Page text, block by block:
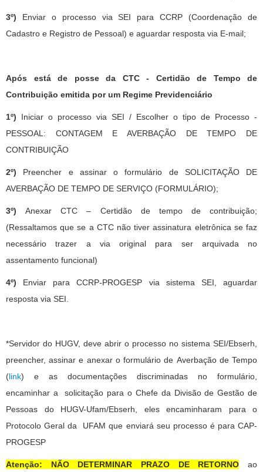
3º) Enviar o processo via SEI para CCRP (Coordenação de
Cadastro e Registro de Pessoal) e aguardar resposta via E-mail;
Após está de posse da CTC - Certidão de Tempo de
Contribuição emitida por um Regime Previdenciário
1º) Iniciar o processo via SEI / Escolher o tipo de Processo -
PESSOAL: CONTAGEM E AVERBAÇÃO DE TEMPO DE
CONTRIBUIÇÃO
2º) Preencher e assinar o formulário de SOLICITAÇÃO DE
AVERBAÇÃO DE TEMPO DE SERVIÇO (FORMULÁRIO);
3º) Anexar CTC – Certidão de tempo de contribuição;
(Ressaltamos que se a CTC não tiver assinatura eletrônica se faz
necessário trazer a via original para ser arquivada no
assentamento funcional)
4º) Enviar para CCRP-PROGESP via sistema SEI, aguardar
resposta via SEI.
*Servidor do HUGV, deve abrir o processo no sistema SEI/Ebserh,
preencher, assinar e anexar o formulário de Averbação de Tempo
(link) e as documentações discriminadas no formulário,
encaminhar a solicitação para o Chefe da Divisão de Gestão de
Pessoas do HUGV-Ufam/Ebserh, eles encaminharam para o
Protocolo Geral da UFAM que enviará seu processo é para CAP-
PROGESP
Atenção: NÃO DETERMINAR PRAZO DE RETORNO ao